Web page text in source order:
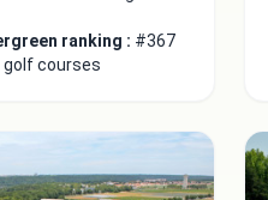
ranking : #367
golf courses